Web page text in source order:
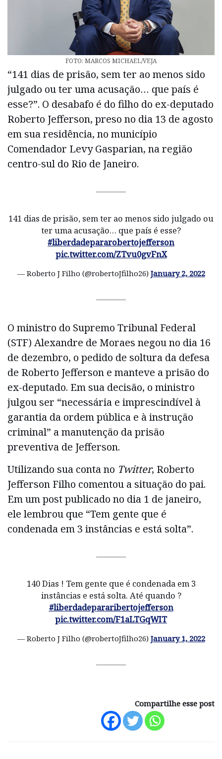
FOTO: MARCOS MICHAEL/VEJA
“141 dias de prisão, sem ter ao menos sido
julgado ou ter uma acusação… que país é
esse?”. O desabafo é do filho do ex-deputado
Roberto Jefferson, preso no dia 13 de agosto
em sua residência, no município
Comendador Levy Gasparian, na região
centro-sul do Rio de Janeiro.
141 dias de prisão, sem ter ao menos sido julgado ou
ter uma acusação… que país é esse?
#liberdadepararobertojefferson
pic.twitter.com/ZTvu0gvFnX
— Roberto J Filho (@robertoJfilho26) January 2, 2022
O ministro do Supremo Tribunal Federal
(STF) Alexandre de Moraes negou no dia 16
de dezembro, o pedido de soltura da defesa
de Roberto Jefferson e manteve a prisão do
ex-deputado. Em sua decisão, o ministro
julgou ser “necessária e imprescindível à
garantia da ordem pública e à instrução
criminal” a manutenção da prisão
preventiva de Jefferson.
Utilizando sua conta no Twitter, Roberto
Jefferson Filho comentou a situação do pai.
Em um post publicado no dia 1 de janeiro,
ele lembrou que “Tem gente que é
condenada em 3 instâncias e está solta”.
140 Dias ! Tem gente que é condenada em 3
instâncias e está solta. Até quando ?
#liberdadepararibertojefferson
pic.twitter.com/F1aLTGqWIT
— Roberto J Filho (@robertoJfilho26) January 1, 2022
Compartilhe esse post